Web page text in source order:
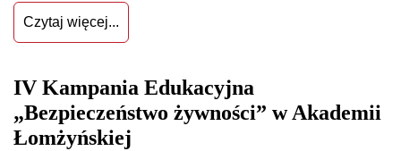
Czytaj więcej...
IV Kampania Edukacyjna
„Bezpieczeństwo żywności” w Akademii
Łomżyńskiej